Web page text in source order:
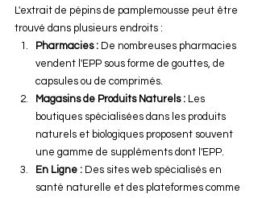
L'extrait de pépins de pamplemousse peut être
trouvé dans plusieurs endroits :
Pharmacies : De nombreuses pharmacies
vendent l'EPP sous forme de gouttes, de
capsules ou de comprimés.
Magasins de Produits Naturels : Les
boutiques spécialisées dans les produits
naturels et biologiques proposent souvent
une gamme de suppléments dont l'EPP.
En Ligne : Des sites web spécialisés en
santé naturelle et des plateformes comme